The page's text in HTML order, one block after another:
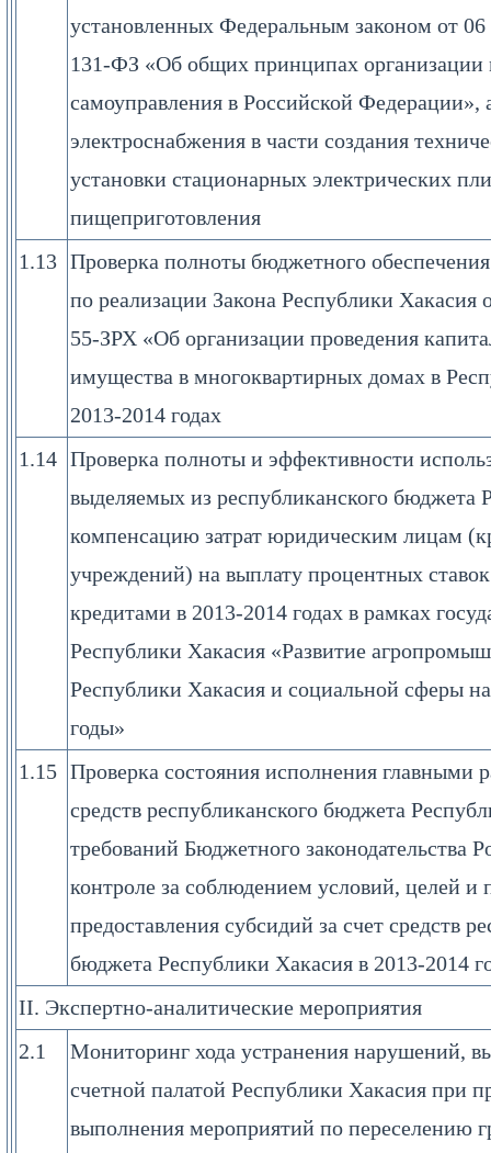
установленных Федеральным законом от
131-ФЗ «Об общих принципах организации
самоуправления в Российской Федерации»,
электроснабжения в части создания
установки стационарных электрических
пищеприготовления
1.13 Проверка полноты бюджетного
по реализации Закона Республики
55-ЗРХ «Об организации проведения
имущества в многоквартирных домах в
2013-2014 годах
1.14 Проверка полноты и эффективности
выделяемых из республиканского бюджета
компенсацию затрат юридическим лицам
учреждений) на выплату процентных ставок
кредитами в 2013-2014 годах в рамках
Республики Хакасия «Развитие
Республики Хакасия и социальной сферы
годы»
1.15 Проверка состояния исполнения главными
средств республиканского бюджета
требований Бюджетного законодательства
контроле за соблюдением условий, целей и
предоставления субсидий за счет средств
бюджета Республики Хакасия в 2013-2014
II. Экспертно-аналитические мероприятия
2.1
Мониторинг хода устранения нарушений,
счетной палатой Республики Хакасия при
выполнения мероприятий по переселению